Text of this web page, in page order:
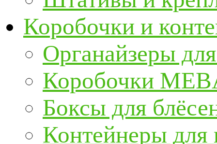
Коробочки и
Органайзеры
Коробочки
Боксы для
Контейнеры для